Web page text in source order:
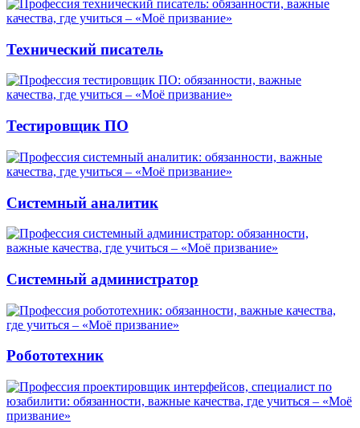
Технический писатель
Тестировщик ПО
Системный аналитик
Системный администратор
Робототехник